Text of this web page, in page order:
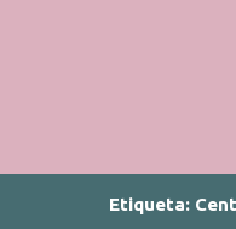
Etiqueta: